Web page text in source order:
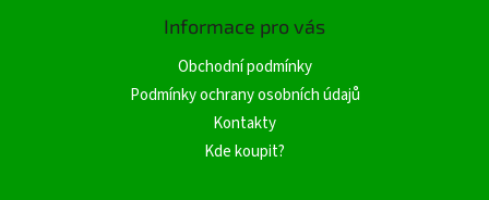
Informace pro vás
Obchodní podmínky
Podmínky ochrany osobních údajů
Kontakty
Kde koupit?